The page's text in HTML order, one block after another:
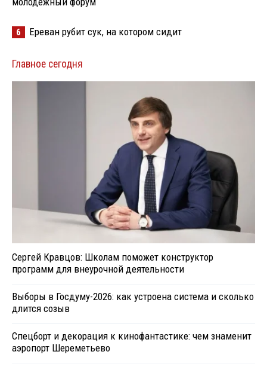
6 Ереван рубит сук, на котором сидит
Главное сегодня
Сергей Кравцов: Школам поможет конструктор
программ для внеурочной деятельности
Выборы в Госдуму-2026: как устроена система и сколько
длится созыв
Спецборт и декорация к кинофантастике: чем знаменит
аэропорт Шереметьево